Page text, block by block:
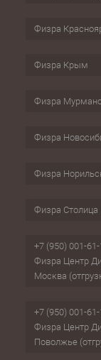
Физра
Физра Крым
Физра
Физра
Физра
Физра Столица
+7 (950) 001-
Физра Центр
Москва
+7 (950) 001-
Физра Центр
Поволжье